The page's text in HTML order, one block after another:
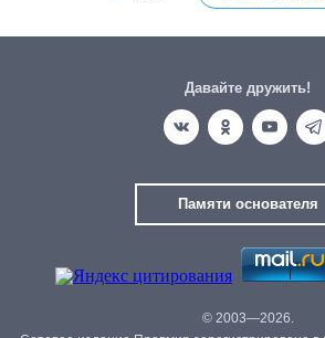
Давайте дружить!
Памяти основателя
© 2003—2026.